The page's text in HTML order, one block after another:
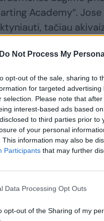
Do Not Process My
opt-out of the sale, sharing to
for targeted
selection. Please note that
interest-based ads based
to third parties prior
of your personal
This information may also be
Participants that may further
Data Processing Opt Outs
opt-out of the Sharing of my
Academy“.
tačiau
ar taisyklių
dalyvavimą
nors anksčiau